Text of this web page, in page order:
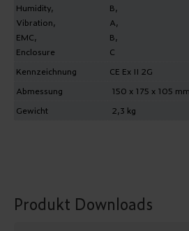
Humidity,
Vibration,
EMC,
Enclosure
B,
A,
B,
C
Kennzeichnung
CE Ex II 2G
Abmessung
150 x 175 x 105 mm
Gewicht
2,3 kg
Produkt Downloads